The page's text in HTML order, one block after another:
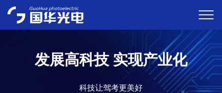
发展高科技 实现产业化
科技让驾考更美好